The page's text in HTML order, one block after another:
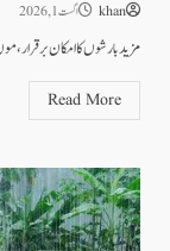
khan اگست 1, 2026
مزید بارشوں کا امکان
Read More